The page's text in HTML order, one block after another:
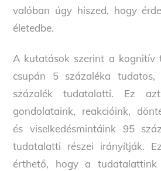
valóban úgy hiszed, hogy
életedbe.
A kutatások szerint a kognitív
csupán 5 százaléka
százalék tudatalatti. Ez
gondolataink, reakcióink,
és viselkedésmintáink 95
tudatalatti részei irányítják.
érthető, hogy a